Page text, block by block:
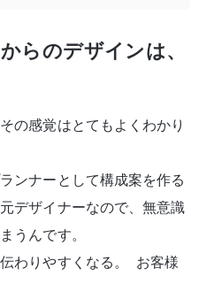
らのデザインは、
の感覚はとてもよくわかり
ンナーとして構成案を作る
デザイナーなので、無意識
うんです。
わりやすくなる。 お客様